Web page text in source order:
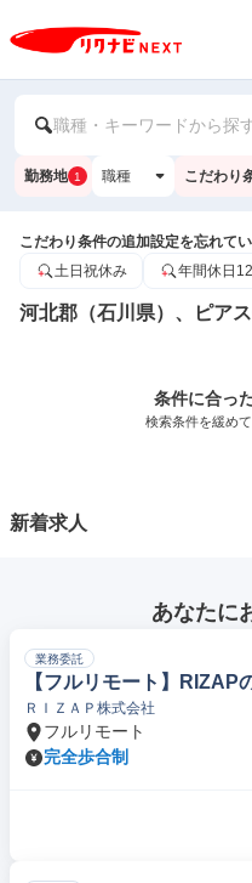
職種・キーワードから探
勤務地 1 職種 こだわり
こだわり条件の追加設定を忘れて
土日祝休み
年間休日
河北郡（石川県）、ピア
条件に合っ
検索条件を緩め
新着求人
あなたに
業務委託
【フルリモート】RIZAP
ＲＩＺＡＰ株式会社
フルリモート
完全歩合制